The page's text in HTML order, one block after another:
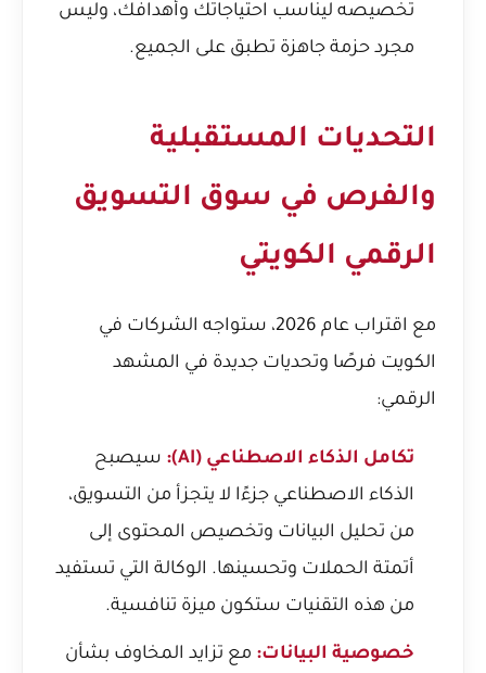
تخصيصه ليناسب احتياجاتك وأهدافك، وليس
مجرد حزمة جاهزة تطبق على الجميع.
التحديات المستقبلية
والفرص في سوق التسويق
الرقمي الكويتي
مع اقتراب عام 2026، ستواجه الشركات في
الكويت فرصًا وتحديات جديدة في المشهد
الرقمي:
تكامل الذكاء الاصطناعي (AI):
سيصبح
الذكاء الاصطناعي جزءًا لا يتجزأ من التسويق،
من تحليل البيانات وتخصيص المحتوى إلى
أتمتة الحملات وتحسينها. الوكالة التي تستفيد
من هذه التقنيات ستكون ميزة تنافسية.
خصوصية البيانات: مع تزايد المخاوف بشأن